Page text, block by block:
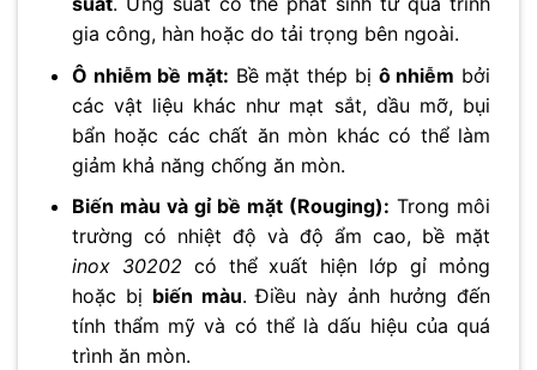
gia công, hàn hoặc do tải trọng bên ngoài.
Ô nhiễm bề mặt: Bề mặt thép bị ô nhiễm bởi
các vật liệu khác như mạt sắt, dầu mỡ, bụi
bẩn hoặc các chất ăn mòn khác có thể làm
giảm khả năng chống ăn mòn.
Biến màu và gỉ bề mặt (Rouging): Trong môi
trường có nhiệt độ và độ ẩm cao, bề mặt
inox 30202 có thể xuất hiện lớp gỉ mỏng
hoặc bị biến màu. Điều này ảnh hưởng đến
tính thẩm mỹ và có thể là dấu hiệu của quá
trình ăn mòn.